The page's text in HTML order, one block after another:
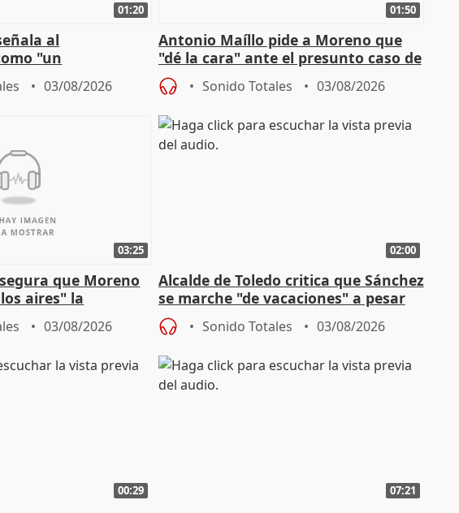
01:20
al
"un
sobre viviendas de
03/08/2026
01:50
Antonio Maíllo pide a Moreno que
"dé la cara" ante el presunto caso de
acoso del CEO de ADM
Sonido Totales 03/08/2026
03:25
que Moreno
aires" la
con SMA
03/08/2026
02:00
Alcalde de Toledo critica que Sánchez
se marche "de vacaciones" a pesar
de la crisis migratoria
Sonido Totales 03/08/2026
00:29 07:21